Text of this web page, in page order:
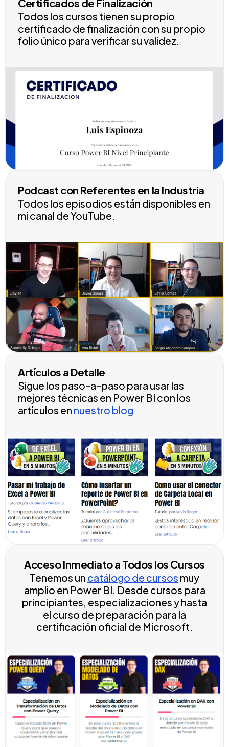
Certificados de Finalización
Todos los cursos tienen su propio
certificado de finalización con su propio
folio único para verificar su validez.
Podcast con Referentes en la Industria
Todos los episodios están disponibles en
mi canal de YouTube.
Artículos a Detalle
Sigue los paso-a-paso para usar las
mejores técnicas en Power BI con los
artículos en nuestro blog
Acceso Inmediato a Todos los Cursos
Tenemos un catálogo de cursos muy
amplio en Power BI. Desde cursos para
principiantes, especializaciones y hasta
el curso de preparación para la
certificación oficial de Microsoft.